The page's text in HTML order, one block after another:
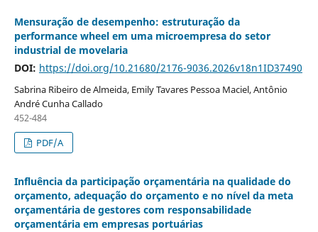
Mensuração de desempenho: estruturação da
performance wheel em uma microempresa do setor
industrial de movelaria
DOI: https://doi.org/10.21680/2176-9036.2026v18n1ID37490
Sabrina Ribeiro de Almeida, Emily Tavares Pessoa Maciel, Antônio
André Cunha Callado
452-484
PDF/A
Influência da participação orçamentária na qualidade do
orçamento, adequação do orçamento e no nível da meta
orçamentária de gestores com responsabilidade
orçamentária em empresas portuárias